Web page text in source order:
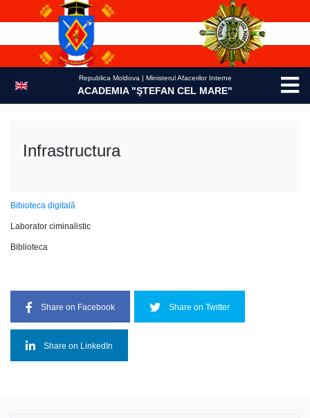
Republica Moldova | Ministerul Afacerilor Interne
ACADEMIA "ŞTEFAN CEL MARE"
Infrastructura
Bibioteca digitală
Laborator ciminalistic
Biblioteca
Share on Facebook Share on Twitter
Share on LinkedIn